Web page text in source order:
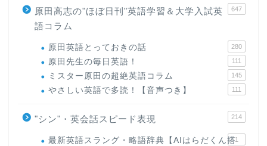
原田高志の"ほぼ日刊"英語学習＆大学入試英
語コラム
647
原田英語とっておきの話 280
原田先生の毎日英語！ 111
ミスター原田の超絶英語コラム 145
やさしい英語で多読！【音声つき】 111
"シン"・英会話スピード表現 214
最新英語スラング・略語辞典【AIはらだくん搭1